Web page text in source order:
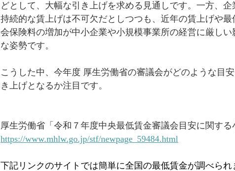
どとして、大幅な引き上げを求める見通しです。一方、
持続的な賃上げは不可欠だとしつつも、近年の賃上げや
会保険料の増加が中小企業や小規模事業所の経営に厳し
な姿勢です。
こうした中、今年度 厚生労働省の審議会がどのような目
き上げとなるか注目です。
厚生労働省「令和７年度中央最低賃金審議会目安に関する
https://www.mhlw.go.jp/stf/newpage_59484.html
下記リンクのサイトでは簡単に全国の最低賃金が調べられ